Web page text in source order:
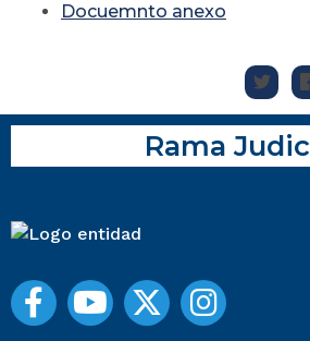
Docuemnto anexo
Rama